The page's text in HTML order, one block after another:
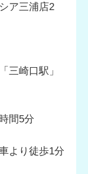
ア三浦店2
三崎口駅」
間5分
より徒歩1分